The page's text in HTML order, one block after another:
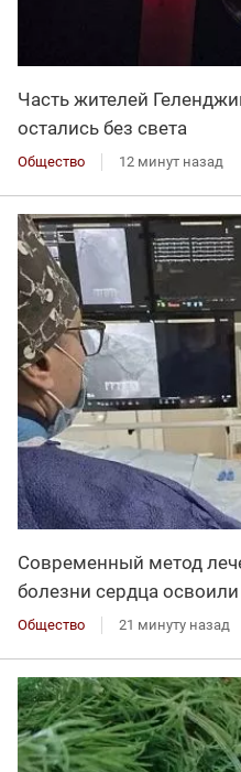
Часть жителей
остались без света
Общество 12 минут назад
Современный метод
болезни сердца
Общество 21 минуту назад